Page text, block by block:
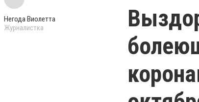
Негода Виолетта
Журналистка